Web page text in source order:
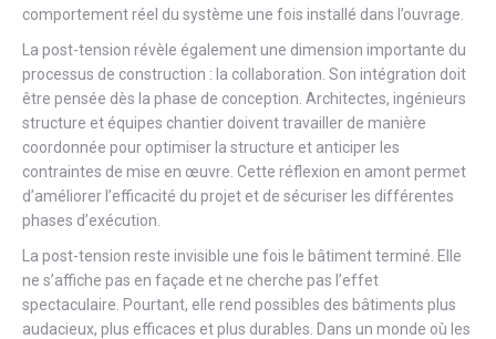
comportement réel du système une fois installé dans l’ouvrage.
La post-tension révèle également une dimension importante du
processus de construction : la collaboration. Son intégration doit
être pensée dès la phase de conception. Architectes, ingénieurs
structure et équipes chantier doivent travailler de manière
coordonnée pour optimiser la structure et anticiper les
contraintes de mise en œuvre. Cette réflexion en amont permet
d’améliorer l’efficacité du projet et de sécuriser les différentes
phases d’exécution.
La post-tension reste invisible une fois le bâtiment terminé. Elle
ne s’affiche pas en façade et ne cherche pas l’effet
spectaculaire. Pourtant, elle rend possibles des bâtiments plus
audacieux, plus efficaces et plus durables. Dans un monde où les